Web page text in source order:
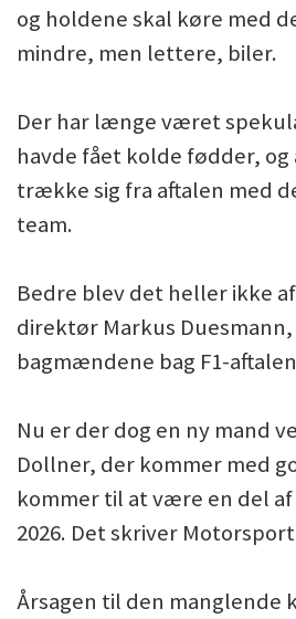
og holdene skal køre med
mindre, men lettere, biler.
Der har længe været
havde fået kolde fødder,
trække sig fra aftalen med
team.
Bedre blev det heller ikke
direktør Markus
bagmændene bag F1-
Nu er der dog en ny mand
Dollner, der kommer med
kommer til at være en del af
2026. Det skriver
Årsagen til den manglende